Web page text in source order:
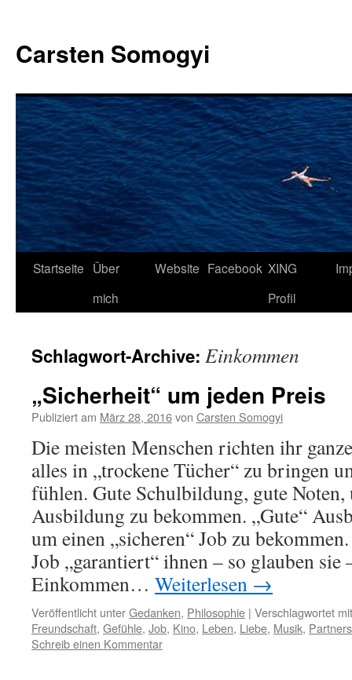
Carsten Somogyi
Zum
Startseite Über
mich
Website Facebook XING
Profil
Schlagwort-Archive: Einkommen
„Sicherheit“ um jeden Preis
Publiziert am März 28, 2016von Carsten Somogyi
Die meisten Menschen richten ihr
alles in „trockene Tücher“ zu bringen
fühlen. Gute Schulbildung, gute Noten,
Ausbildung zu bekommen. „Gute“
um einen „sicheren“ Job zu
Job „garantiert“ ihnen – so glauben sie
Einkommen… Weiterlesen →
Veröffentlicht unterGedanken, Philosophie | Verschlagwortet mit
Freundschaft, Gefühle, Job, Kino, Leben, Liebe, Musik,
Schreib einen Kommentar